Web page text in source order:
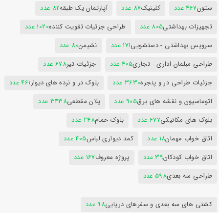
ستون467 عدد کلینیک87 عدد آپارتمان یک طبقه82 عدد
تجهیزات بهداشتی805 عدد طراحی جزئیات تقویت کننده1020 عدد
سرویس بهداشتی - دستشویی171 عدد نشیمن80 عدد
طراحی مبلمان اداری - تجاری405 عدد جزئیات تیر678 عدد
جزئیات طراحی در و پنجره3630 عدد بلوک در و نرده های دیوار461 عدد
اتوماسیون و نقشه های برق905 عدد پلان مقطعی3438 عدد
بلوک های مکانیکی677 عدد بلوک حمام248 عدد
اتاق خواب مهمان18 عدد کمد دیواری لباس405 عدد
اتاق خواب کودکان39 عدد پروژه معروف167 عدد
طراحی سه بعدی598 عدد
کشتی های سه بعدی و سفرهای دریایی98 عدد